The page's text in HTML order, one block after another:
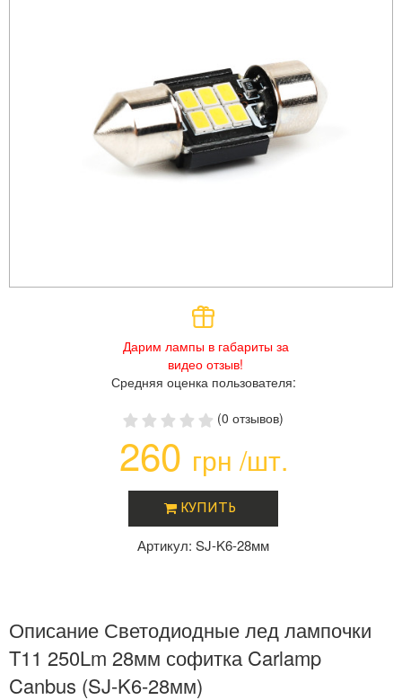
Дарим лампы в габариты за
видео отзыв!
Средняя оценка пользователя:
(0 отзывов)
260 грн /шт.
КУПИТЬ
Артикул: SJ-K6-28мм
Описание Светодиодные лед лампочки
T11 250Lm 28мм софитка Carlamp
Canbus (SJ-K6-28мм)